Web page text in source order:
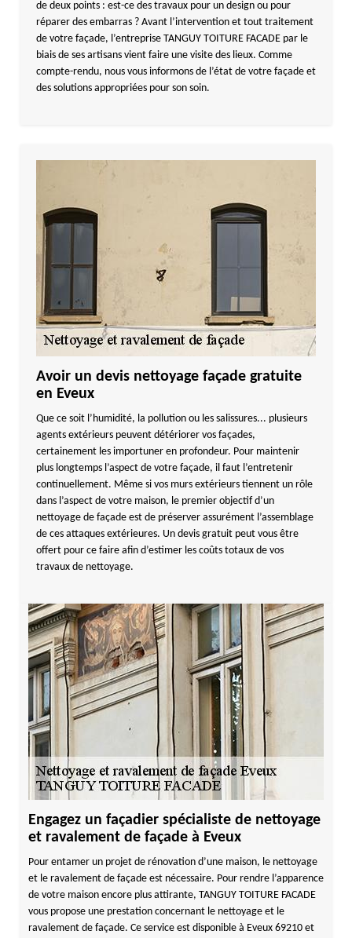
de deux points : est-ce des travaux pour un design ou pour
réparer des embarras ? Avant l’intervention et tout traitement
de votre façade, l’entreprise TANGUY TOITURE FACADE par le
biais de ses artisans vient faire une visite des lieux. Comme
compte-rendu, nous vous informons de l’état de votre façade et
des solutions appropriées pour son soin.
Avoir un devis nettoyage façade gratuite
en Eveux
Que ce soit l’humidité, la pollution ou les salissures... plusieurs
agents extérieurs peuvent détériorer vos façades,
certainement les importuner en profondeur. Pour maintenir
plus longtemps l’aspect de votre façade, il faut l’entretenir
continuellement. Même si vos murs extérieurs tiennent un rôle
dans l’aspect de votre maison, le premier objectif d’un
nettoyage de façade est de préserver assurément l’assemblage
de ces attaques extérieures. Un devis gratuit peut vous être
offert pour ce faire afin d’estimer les coûts totaux de vos
travaux de nettoyage.
Engagez un façadier spécialiste de nettoyage
et ravalement de façade à Eveux
Pour entamer un projet de rénovation d’une maison, le nettoyage
et le ravalement de façade est nécessaire. Pour rendre l’apparence
de votre maison encore plus attirante, TANGUY TOITURE FACADE
vous propose une prestation concernant le nettoyage et le
ravalement de façade. Ce service est disponible à Eveux 69210 et